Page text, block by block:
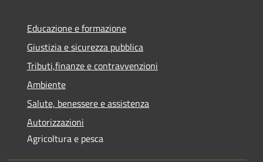
Educazione e formazione
Giustizia e sicurezza pubblica
Tributi,finanze e contravvenzioni
Ambiente
Salute, benessere e assistenza
Autorizzazioni
Agricoltura e pesca